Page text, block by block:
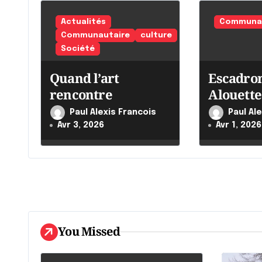
n
d
e
l
'
a
r
i
c
l
Actualités
Communautaire
culture
Société
Quand l’art
rencontre
Paul Alexis Francois
Avr 3, 2026
Paul
Avr 1, 2026
You Missed